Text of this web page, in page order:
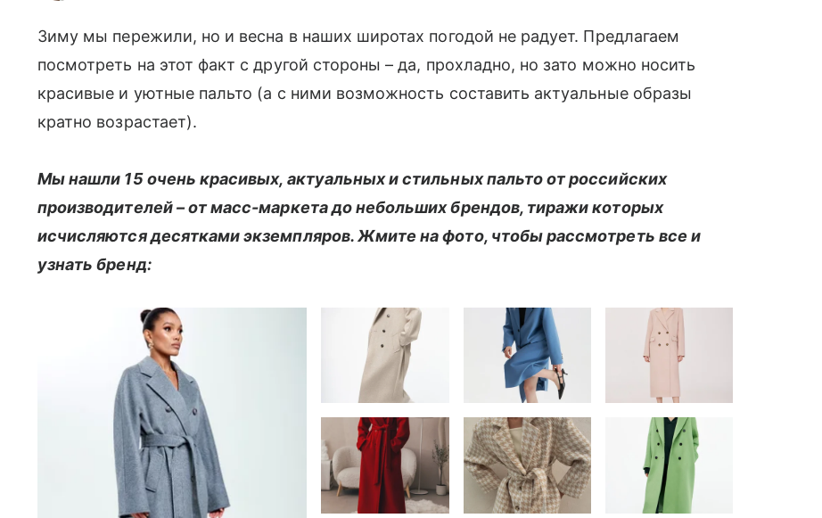
Зиму мы пережили, но и весна в наших широтах погодой не радует. Предлагаем
посмотреть на этот факт с другой стороны – да, прохладно, но зато можно носить
красивые и уютные пальто (а с ними возможность составить актуальные образы
кратно возрастает).
Мы нашли 15 очень красивых, актуальных и стильных пальто от российских
производителей – от масс-маркета до небольших брендов, тиражи которых
исчисляются десятками экземпляров. Жмите на фото, чтобы рассмотреть все и
узнать бренд: